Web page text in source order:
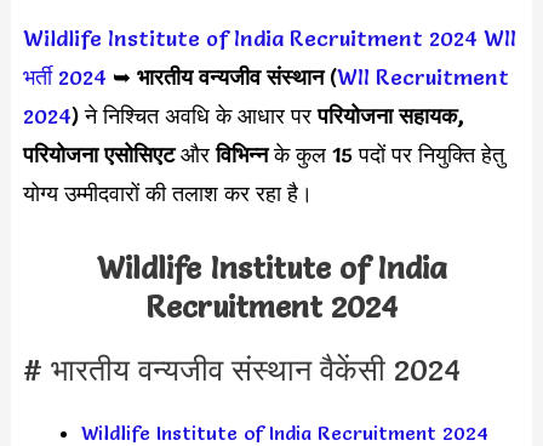
Wildlife Institute of India Recruitment 2024 WII
भर्ती 2024 ➥ भारतीय वन्यजीव संस्थान(WII Recruitment
2024) ने निश्चित अवधि के आधार परपरियोजना सहायक,
परियोजना एसोसिएटऔरविभिन्नके कुल 15 पदों पर नियुक्ति हेतु
योग्य उम्मीदवारों की तलाश कर रहा है।
Wildlife Institute of India
Recruitment 2024
# भारतीय वन्यजीव संस्थान वैकेंसी 2024
Wildlife Institute of India Recruitment 2024